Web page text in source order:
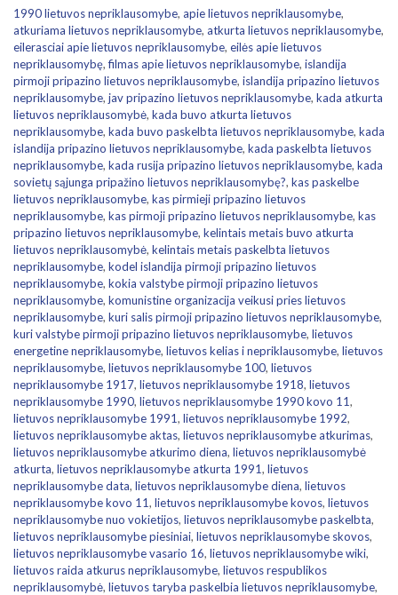
1990 lietuvos nepriklausomybe, apie lietuvos nepriklausomybe,
atkuriama lietuvos nepriklausomybe, atkurta lietuvos nepriklausomybe,
eilerasciai apie lietuvos nepriklausomybe, eilės apie lietuvos
nepriklausomybę,filmas apie lietuvos nepriklausomybe, islandija
pirmoji pripazino lietuvos nepriklausomybe, islandija pripazino lietuvos
nepriklausomybe, jav pripazino lietuvos nepriklausomybe, kada atkurta
lietuvos nepriklausomybė, kada buvo atkurta lietuvos
nepriklausomybe, kada buvo paskelbta lietuvos nepriklausomybe, kada
islandija pripazino lietuvos nepriklausomybe, kada paskelbta lietuvos
nepriklausomybe, kada rusija pripazino lietuvos nepriklausomybe, kada
sovietų sąjunga pripažino lietuvos nepriklausomybę?, kas paskelbe
lietuvos nepriklausomybe, kas pirmieji pripazino lietuvos
nepriklausomybe, kas pirmoji pripazino lietuvos nepriklausomybe, kas
pripazino lietuvos nepriklausomybe, kelintais metais buvo atkurta
lietuvos nepriklausomybė, kelintais metais paskelbta lietuvos
nepriklausomybe, kodel islandija pirmoji pripazino lietuvos
nepriklausomybe, kokia valstybe pirmoji pripazino lietuvos
nepriklausomybe, komunistine organizacija veikusi pries lietuvos
nepriklausomybe, kuri salis pirmoji pripazino lietuvos nepriklausomybe,
kuri valstybe pirmoji pripazino lietuvos nepriklausomybe, lietuvos
energetine nepriklausomybe, lietuvos kelias i nepriklausomybe, lietuvos
nepriklausomybe, lietuvos nepriklausomybe 100, lietuvos
nepriklausomybe 1917, lietuvos nepriklausomybe 1918, lietuvos
nepriklausomybe 1990, lietuvos nepriklausomybe 1990 kovo 11,
lietuvos nepriklausomybe 1991, lietuvos nepriklausomybe 1992,
lietuvos nepriklausomybe aktas, lietuvos nepriklausomybe atkurimas,
lietuvos nepriklausomybe atkurimo diena, lietuvos nepriklausomybė
atkurta, lietuvos nepriklausomybe atkurta 1991, lietuvos
nepriklausomybe data, lietuvos nepriklausomybe diena, lietuvos
nepriklausomybe kovo 11, lietuvos nepriklausomybe kovos, lietuvos
nepriklausomybe nuo vokietijos, lietuvos nepriklausomybe paskelbta,
lietuvos nepriklausomybe piesiniai, lietuvos nepriklausomybe skovos,
lietuvos nepriklausomybe vasario 16, lietuvos nepriklausomybe wiki,
lietuvos raida atkurus nepriklausomybe, lietuvos respublikos
nepriklausomybė, lietuvos taryba paskelbia lietuvos nepriklausomybe,